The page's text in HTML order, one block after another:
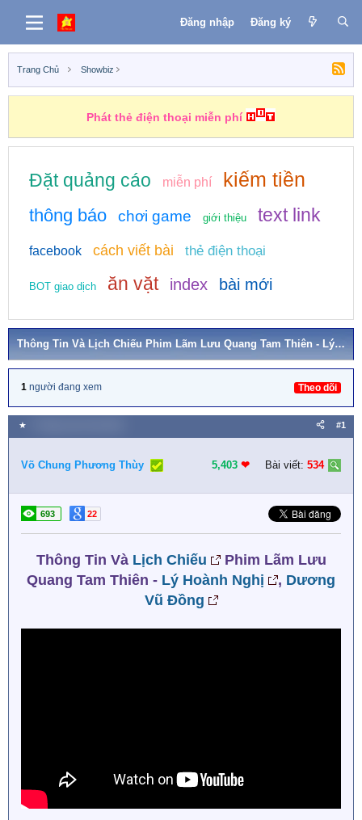
Đăng nhập Đăng ký
Trang Chủ Showbiz
Phát thẻ điện thoại miễn phí
Đặt quảng cáo miễn phí kiếm tiền
thông báo chơi game giới thiệu text link
facebook cách viết bài thẻ điện thoại
BOT giao dịch ăn vặt index bài mới
Thông Tin Và Lịch Chiếu Phim Lãm Lưu Quang Tam Thiên - Lý Hoành Nghị, Dương Vũ Đồng
1 người đang xem Theo dõi
★ #1
Võ Chung Phương Thùy 5,403 ❤︎ Bài viết: 534
693 22
Thông Tin Và Lịch Chiếu
Phim Lãm Lưu
Quang Tam Thiên - Lý Hoành Nghị , Dương
Vũ Đồng